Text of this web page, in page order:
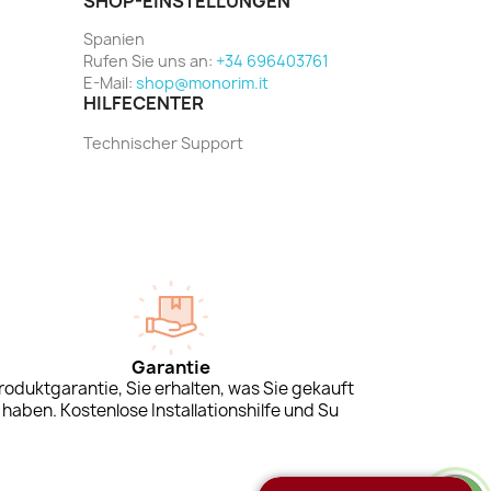
Spanien
Rufen Sie uns an: +34 696403761
E-Mail: shop@monorim.it
HILFECENTER
Technischer Support
Garantie
Sie erhalten, was Sie gekauft
haben. Kostenlose Installationshilfe und Su